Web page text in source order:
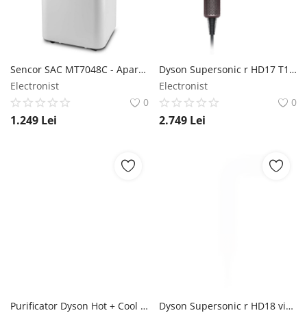
Sencor SAC MT7048C - Aparat de aer condiționat mobil Sencor
Electronist
0
1.249 Lei
Dyson Supersonic r HD17 T1/T2 ceramic roz / aur roz - Uscător de păr Dyson
Electronist
0
2.749 Lei
Purificator Dyson Hot + Cool HP1 HP11 - Purificator de aer 3in1 Dyson
Dyson Supersonic r HD18 vinca albastru/topaz - Uscător de păr Dyson